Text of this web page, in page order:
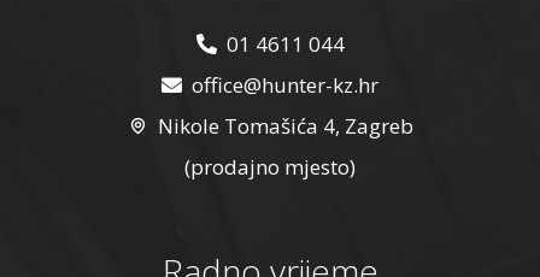
01 4611 044
office@hunter-kz.hr
Nikole Tomašića 4, Zagreb
(prodajno mjesto)